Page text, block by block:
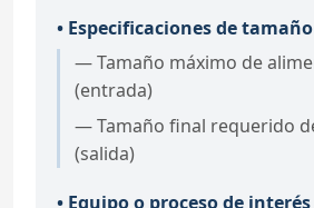
• Especificaciones de tamaño
— Tamaño máximo de
(entrada)
— Tamaño final requerido
(salida)
• Equipo o proceso de interés